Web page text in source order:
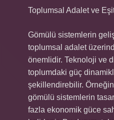
Toplumsal Adalet ve
Gömülü sistemlerin
toplumsal adalet
önemlidir. Teknoloji ve
toplumdaki güç
şekillendirebilir.
gömülü sistemlerin
fazla ekonomik güce